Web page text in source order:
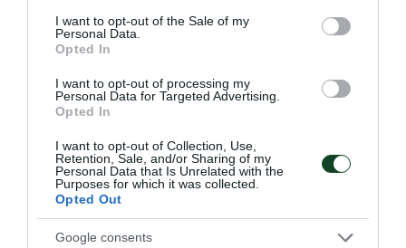
consent section.
I want to opt-out of the Sale of my
Personal Data.
Opted In
I want to opt-out of processing my
Personal Data for Targeted Advertising.
Opted In
I want to opt-out of Collection, Use,
Retention, Sale, and/or Sharing of my
Personal Data that Is Unrelated with the
Purposes for which it was collected.
Opted Out
Google consents